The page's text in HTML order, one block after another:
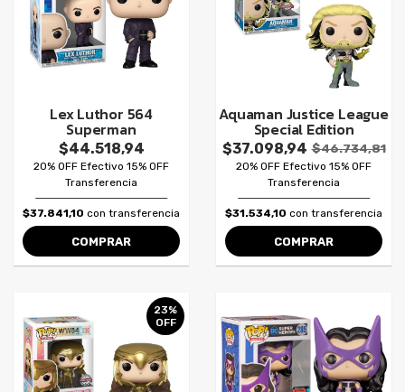
Lex Luthor 564
Superman
$44.518,94
20% OFF Efectivo 15% OFF
Transferencia
$37.841,10 con transferencia
COMPRAR
Aquaman Justice League
Special Edition
$37.098,94 $46.734,81
20% OFF Efectivo 15% OFF
Transferencia
$31.534,10 con transferencia
COMPRAR
23%
OFF